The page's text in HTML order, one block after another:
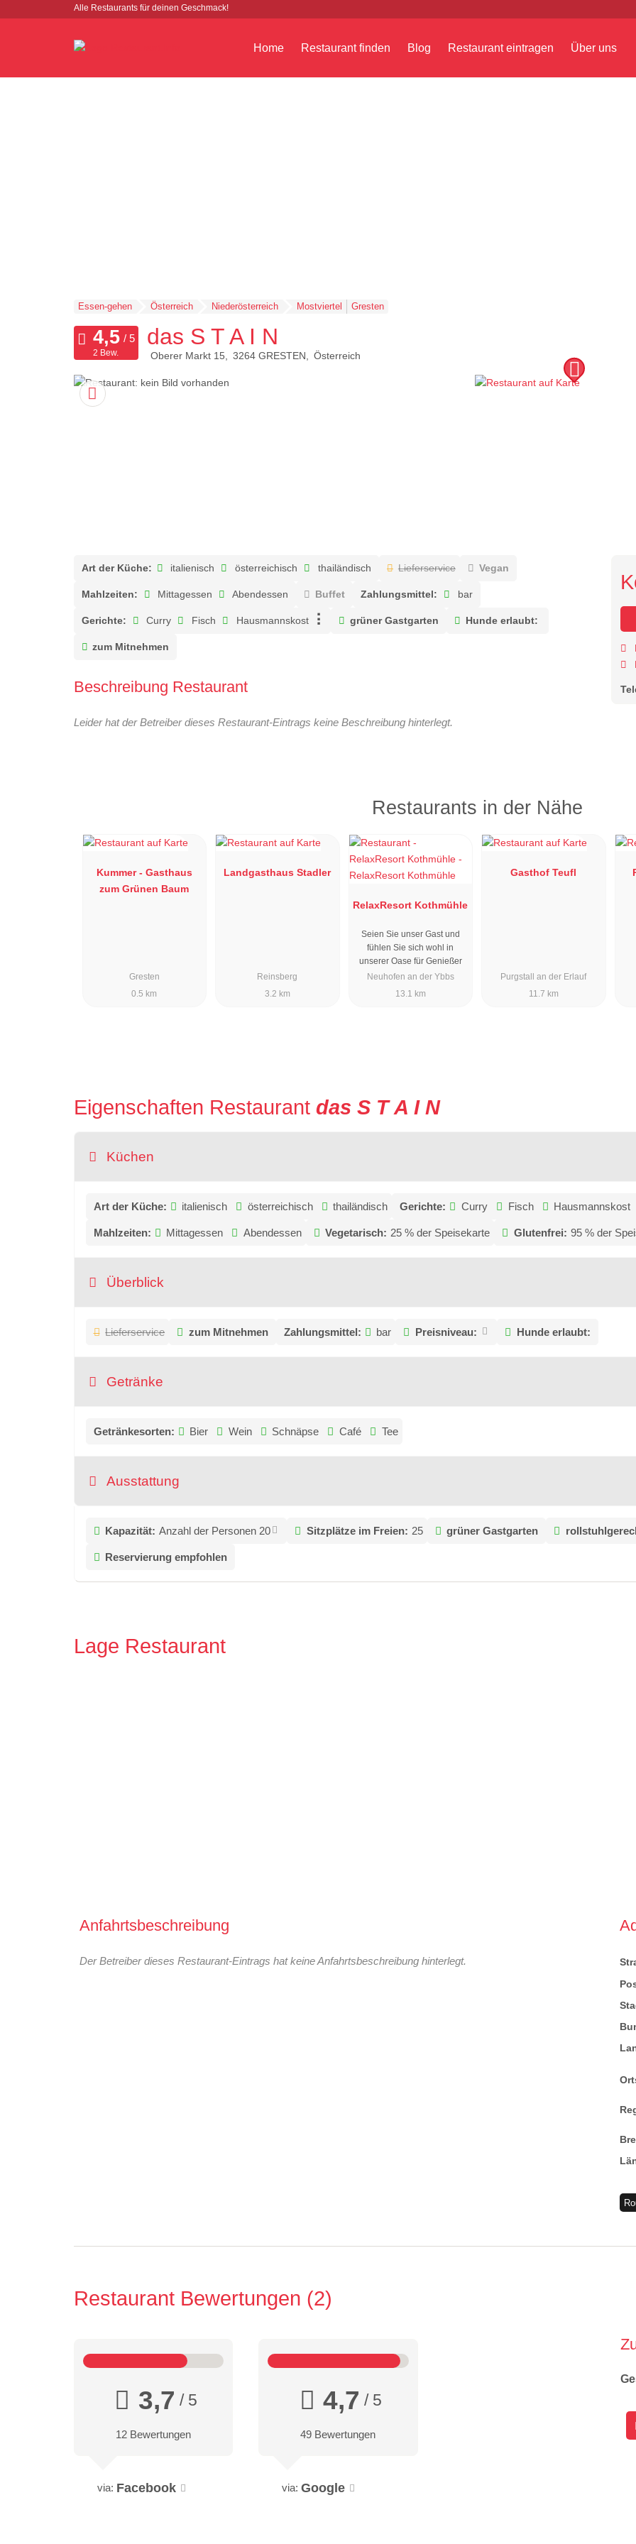
Alle Restaurants für deinen Geschmack!
Home Restaurant finden Blog Restaurant eintragen Über uns
Essen-gehen Österreich Niederösterreich Mostviertel Gresten
das S T A I N
Oberer Markt 15 3264 GRESTEN Österreich
2 Bew.
Art der Küche: italienisch österreichisch thailändisch Lieferservice Vegan
Mahlzeiten: Mittagessen Abendessen Buffet Zahlungsmittel: bar
Gerichte: Curry Fisch Hausmannskost grüner Gastgarten Hunde erlaubt:
zum Mitnehmen
Beschreibung Restaurant
Leider hat der Betreiber dieses Restaurant-Eintrags keine Beschreibung hinterlegt.
Restaurants in der Nähe
Kummer - Gasthaus
zum Grünen Baum
Gresten
0.5 km
Landgasthaus Stadler
Reinsberg
3.2 km
RelaxResort Kothmühle
Seien Sie unser Gast und
fühlen Sie sich wohl in
unserer Oase für Genießer
Neuhofen an der Ybbs
13.1 km
Gasthof Teufl
Purgstall an der Erlauf
11.7 km
Eigenschaften Restaurant das S T A I N
Küchen
Art der Küche: italienisch österreichisch thailändisch Gerichte: Curry Fisch Hausmannskost
Mahlzeiten: Mittagessen Abendessen Vegetarisch: 25 % der Speisekarte Glutenfrei: 95 % der
Überblick
Lieferservice zum Mitnehmen Zahlungsmittel: bar Preisniveau: Hunde erlaubt:
Getränke
Getränkesorten: Bier Wein Schnäpse Café Tee
Ausstattung
Kapazität: Anzahl der Personen 20 Sitzplätze im Freien: 25 grüner Gastgarten
Reservierung empfohlen
Lage Restaurant
Anfahrtsbeschreibung
Der Betreiber dieses Restaurant-Eintrags hat keine Anfahrtsbeschreibung hinterlegt.
Restaurant Bewertungen 2
3,7 / 5
12 Bewertungen
via: Facebook
4,7 / 5
49 Bewertungen
via: Google